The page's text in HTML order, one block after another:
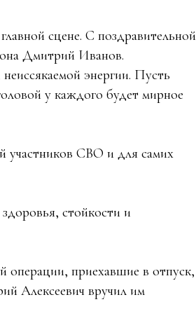
сцене. С поздравительной
Дмитрий Иванов.
энергии. Пусть
у каждого будет мирное
участников СВО и для самих
стойкости и
операции, приехавшие в отпуск,
Алексеевич вручил им